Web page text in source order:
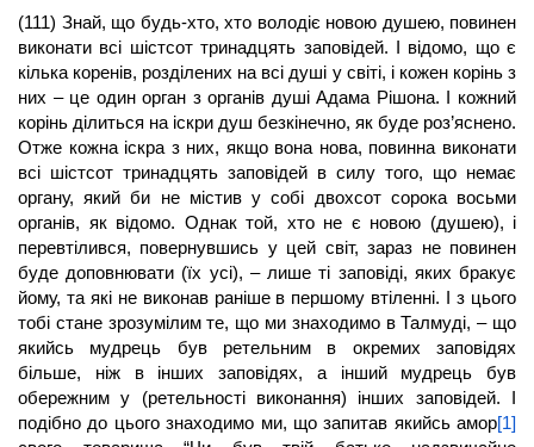
(111) Знай, що будь-хто, хто володіє новою душею, повинен
виконати всі шістсот тринадцять заповідей. І відомо, що є
кілька коренів, розділених на всі душі у світі, і кожен корінь з
них – це один орган з органів душі Адама Рішона. І кожний
корінь ділиться на іскри душ безкінечно, як буде роз’яснено.
Отже кожна іскра з них, якщо вона нова, повинна виконати
всі шістсот тринадцять заповідей в силу того, що немає
органу, який би не містив у собі двохсот сорока восьми
органів, як відомо. Однак той, хто не є новою (душею), і
перевтілився, повернувшись у цей світ, зараз не повинен
буде доповнювати (їх усі), – лише ті заповіді, яких бракує
йому, та які не виконав раніше в першому втіленні. І з цього
тобі стане зрозумілим те, що ми знаходимо в Талмуді, – що
якийсь мудрець був ретельним в окремих заповідях
більше, ніж в інших заповідях, а інший мудрець був
обережним у (ретельності виконання) інших заповідей. І
подібно до цього знаходимо ми, що запитав якийсь амор[1]